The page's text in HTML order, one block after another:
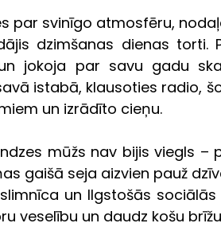
par svinīgo atmosfēru,
dzimšanas dienas torti.
jokoja par savu gadu
istabā, klausoties radio,
un izrādīto cieņu.
mūžs nav bijis viegls –
gaišā seja aizvien pauž
un Ilgstošās
veselību un daudz košu